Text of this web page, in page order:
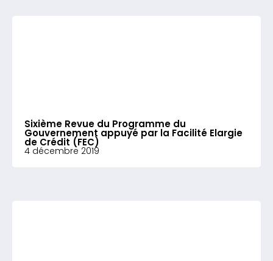
Sixième Revue du Programme du
Gouvernement appuyé par la Facilité Elargie
de Crédit (FEC)
4 décembre 2019